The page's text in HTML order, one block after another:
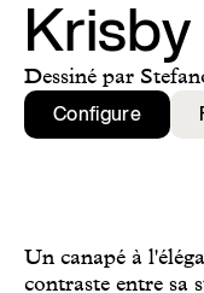
Ditre for
Points de
News &
Zone
Español
Русский
简体中文
Krisby
Dessiné par
Configure
Un canapé à
contraste entre sa